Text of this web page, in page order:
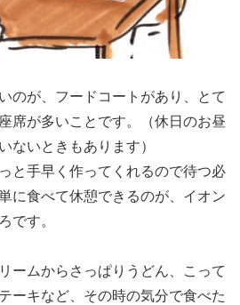
のが、フードコートがあり、とて
席が多いことです。（休日のお昼
ないときもあります）
と手早く作ってくれるので待つ必
に食べて休憩できるのが、イオン
です。
ームからさっぱりうどん、こって
ーキなど、その時の気分で食べた